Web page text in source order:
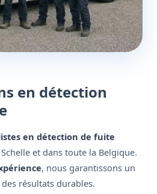
en détection
en détection de fuite
et dans toute la Belgique.
, nous garantissons un
résultats durables.